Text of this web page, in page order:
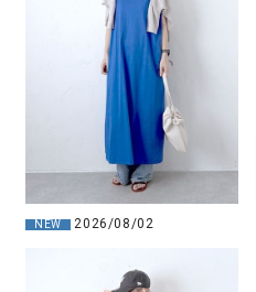
NEW 2026/08/02